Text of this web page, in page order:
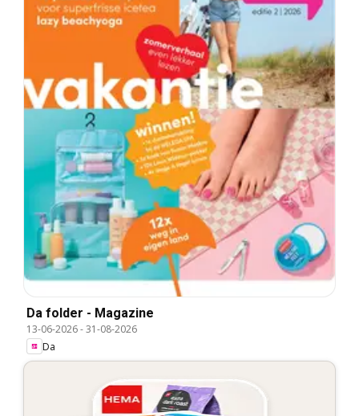
Da folder - Magazine
13-06-2026-31-08-2026
Da